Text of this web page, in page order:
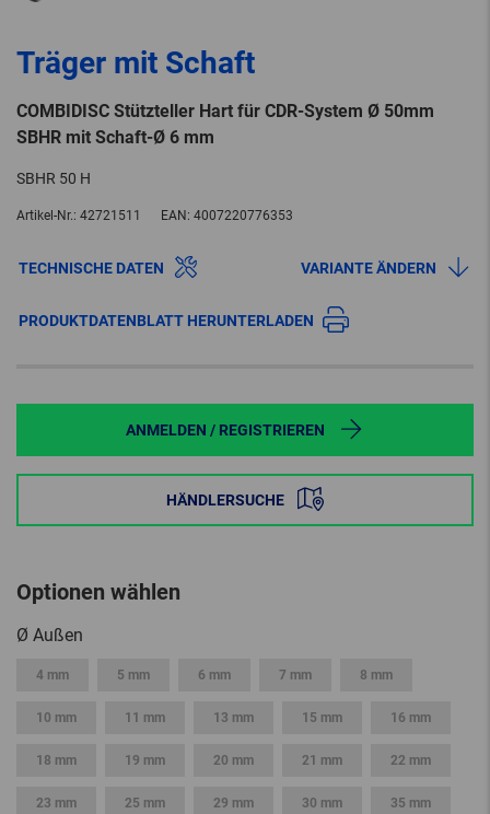
Träger mit Schaft
COMBIDISC Stützteller Hart für CDR-System Ø 50mm
SBHR mit Schaft-Ø 6 mm
SBHR 50 H
Artikel-Nr.: 42721511 EAN: 4007220776353
TECHNISCHE DATEN VARIANTE ÄNDERN
PRODUKTDATENBLATT HERUNTERLADEN
ANMELDEN / REGISTRIEREN
HÄNDLERSUCHE
Optionen wählen
Ø Außen
4 mm 5 mm 6 mm 7 mm 8 mm
10 mm 11 mm 13 mm 15 mm 16 mm
18 mm 19 mm 20 mm 21 mm 22 mm
23 mm 25 mm 29 mm 30 mm 35 mm